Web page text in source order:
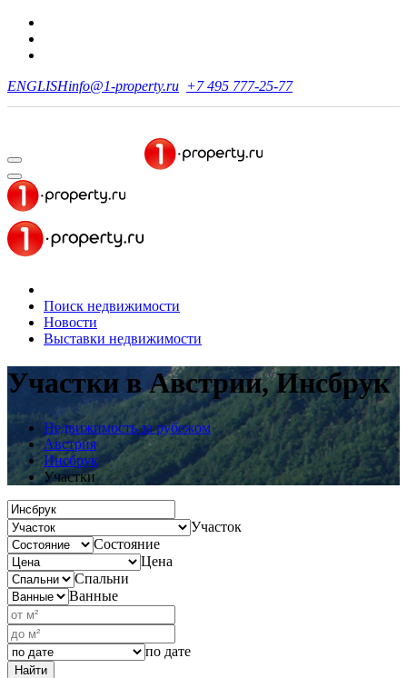
ENGLISHinfo@1-property.ru +7 495 777-25-77
Поиск недвижимости
Новости
Выставки недвижимости
Участки в Австрии, Инсбрук
Недвижимость за рубежом
Австрия
Инсбрук
Участки
Участок
Состояние
Цена
Спальни
Ванные
по дате
Найти